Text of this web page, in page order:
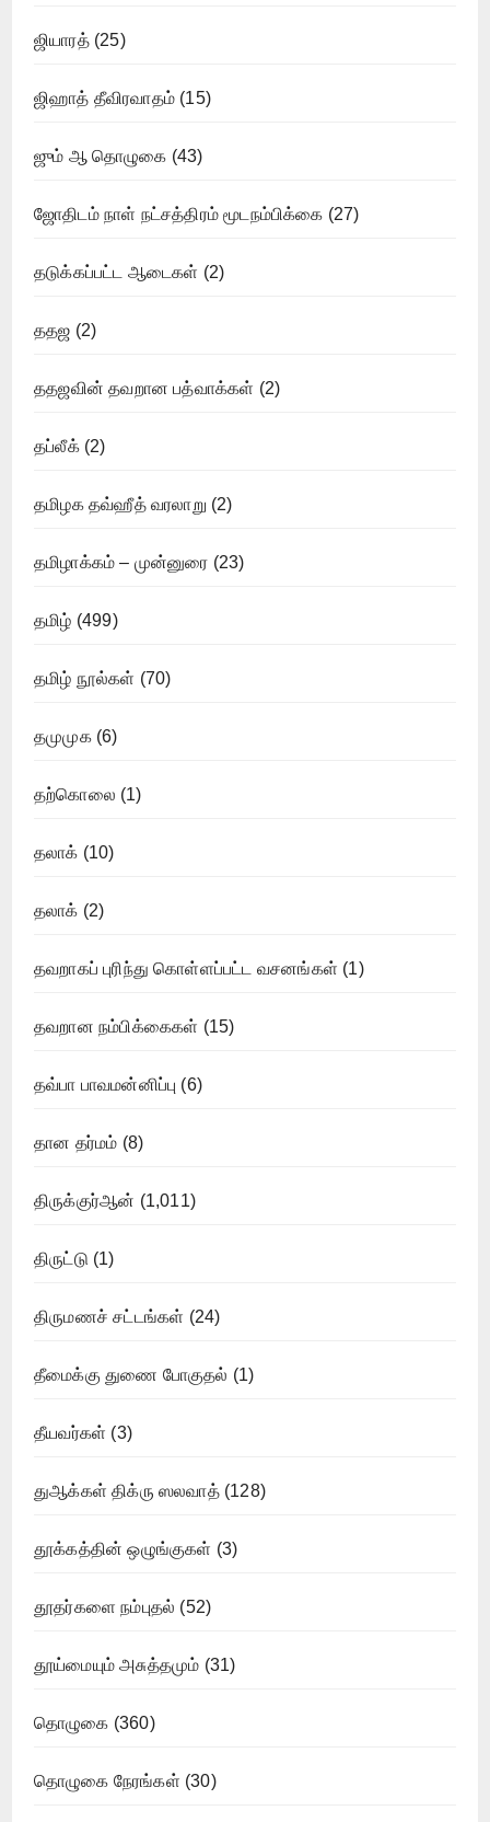
ஜியாரத்(25)
ஜிஹாத் தீவிரவாதம் (15)
ஜும் ஆ தொழுகை (43)
ஜோதிடம் நாள் நட்சத்திரம் மூடநம்பிக்கை (27)
தடுக்கப்பட்ட ஆடைகள் (2)
ததஜ (2)
ததஜவின் தவறான பத்வாக்கள் (2)
தப்லீக்(2)
தமிழக தவ்ஹீத் வரலாறு (2)
தமிழாக்கம் – முன்னுரை (23)
தமிழ் (499)
தமிழ் நூல்கள் (70)
தமுமுக(6)
தற்கொலை (1)
தலாக் (10)
தலாக் (2)
தவறாகப் புரிந்து கொள்ளப்பட்ட வசனங்கள் (1)
தவறான நம்பிக்கைகள் (15)
தவ்பா பாவமன்னிப்பு (6)
தான தர்மம் (8)
திருக்குர்ஆன் (1,011)
திருட்டு (1)
திருமணச் சட்டங்கள் (24)
தீமைக்கு துணை போகுதல் (1)
தீயவர்கள் (3)
துஆக்கள் திக்ரு ஸலவாத்(128)
தூக்கத்தின் ஒழுங்குகள் (3)
தூதர்களை நம்புதல் (52)
தூய்மையும் அசுத்தமும் (31)
தொழுகை (360)
தொழுகை நேரங்கள் (30)